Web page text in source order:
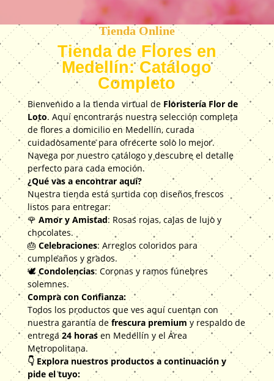
Tienda Online
Tienda de Flores en
Medellín: Catálogo
Completo
Bienvenido a la tienda virtual deFloristería Flor de
Loto. Aquí encontrarás nuestra selección completa
de flores a domicilio en Medellín, curada
cuidadosamente para ofrecerte solo lo mejor.
Navega por nuestro catálogo y descubre el detalle
perfecto para cada emoción.
​¿Qué vas a encontrar aquí?
Nuestra tienda está surtida con diseños frescos
listos para entregar:
​🌹 Amor y Amistad: Rosas rojas, cajas de lujo y
chocolates.
​🎂 Celebraciones: Arreglos coloridos para
cumpleaños y grados.
​🕊️ Condolencias: Coronas y ramos fúnebres
solemnes.
Compra con Confianza:
Todos los productos que ves aquí cuentan con
nuestra garantía defrescura premiumy respaldo de
entrega24 horasen Medellín y el Área
Metropolitana.
👇 Explora nuestros productos a continuación y
pide el tuyo: